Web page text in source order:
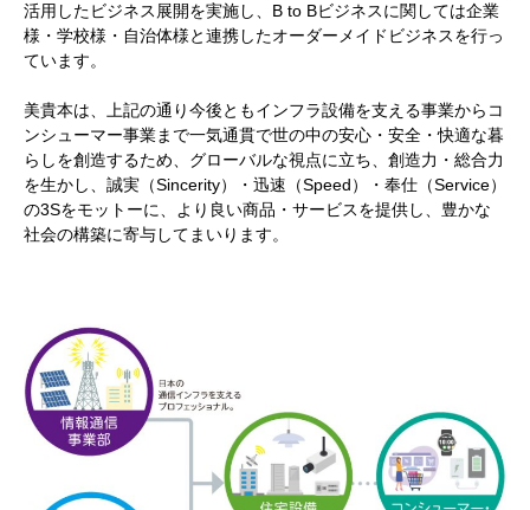
活用したビジネス展開を実施し、B to Bビジネスに関しては企業
様・学校様・自治体様と連携したオーダーメイドビジネスを行っ
ています。
美貴本は、上記の通り今後ともインフラ設備を支える事業からコ
ンシューマー事業まで一気通貫で世の中の安心・安全・快適な暮
らしを創造するため、グローバルな視点に立ち、創造力・総合力
を生かし、誠実（Sincerity）・迅速（Speed）・奉仕（Service）
の3Sをモットーに、より良い商品・サービスを提供し、豊かな
社会の構築に寄与してまいります。